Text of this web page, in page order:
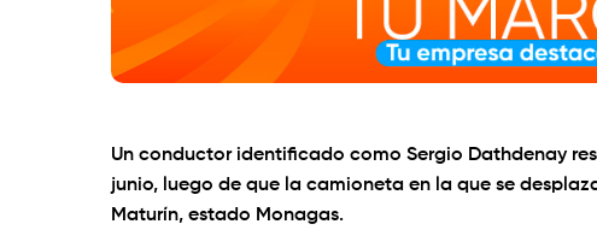
Un conductor identificado como Sergio Dathdenay
junio, luego de que la camioneta en la que se
Maturín, estado Monagas.